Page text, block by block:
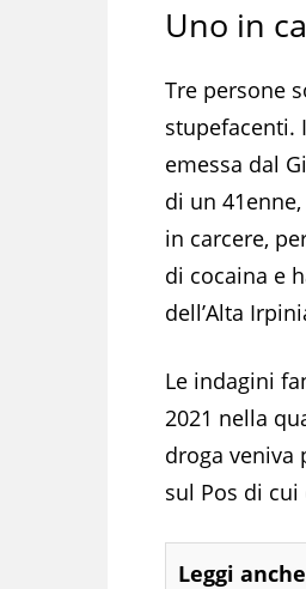
Uno in
Tre persone
stupefacenti.
emessa dal
di un
in carcere,
di cocaina e
dell’Alta
Le indagini
2021 nella
droga veniva
sul Pos di
Leggi